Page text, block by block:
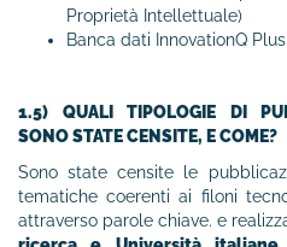
Proprietà Intellettuale)
Banca dati InnovationQ
1.5) QUALI TIPOLOGIE DI
SONO STATE CENSITE, E COME?
Sono state censite le
tematiche coerenti ai filoni
attraverso parole chiave. e